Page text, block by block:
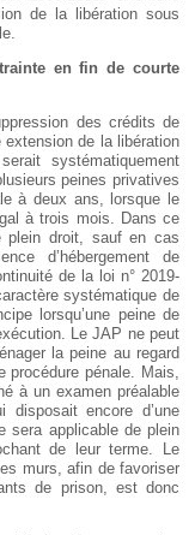
de la libération sous
en fin de courte
des crédits de
de la libération
systématiquement
peines privatives
à deux ans, lorsque le
à trois mois. Dans ce
plein droit, sauf en cas
d’hébergement de
de la loi n° 2019-
systématique de
lorsqu’une peine de
Le JAP ne peut
la peine au regard
pénale. Mais,
à un examen préalable
encore d’une
sera applicable de plein
de leur terme. Le
murs, afin de favoriser
de prison, est donc